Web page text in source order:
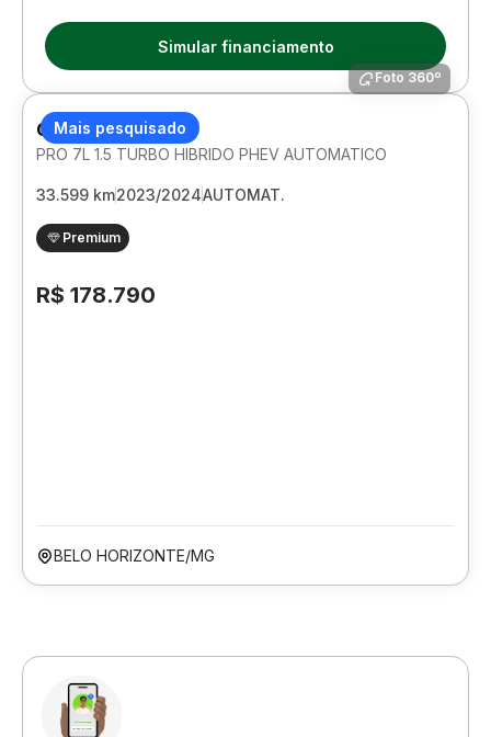
Simular financiamento
Mais pesquisado
Foto 360º
CHERY TIGGO 8
PRO 7L 1.5 TURBO HIBRIDO PHEV AUTOMATICO
33.599 km2023/2024AUTOMAT.
Premium
R$ 178.790
BELO HORIZONTE/MG